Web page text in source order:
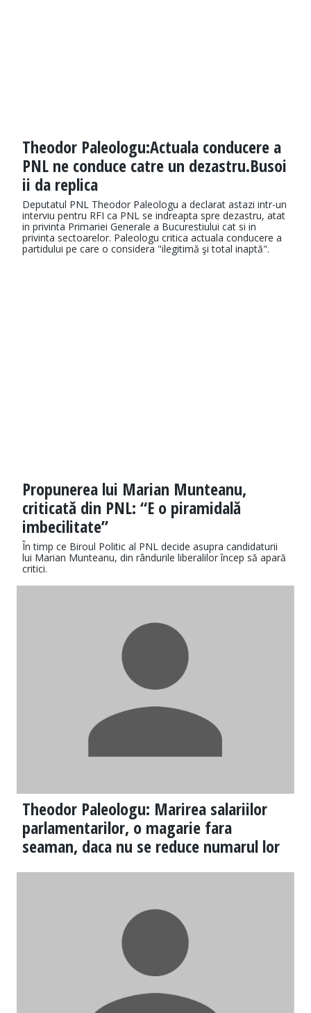
Theodor Paleologu:Actuala conducere a
PNL ne conduce catre un dezastru.Busoi
ii da replica
Deputatul PNL Theodor Paleologu a declarat astazi intr-un
interviu pentru RFI ca PNL se indreapta spre dezastru, atat
in privinta Primariei Generale a Bucurestiului cat si in
privinta sectoarelor. Paleologu critica actuala conducere a
partidului pe care o considera "ilegitimă şi total inaptă".
Propunerea lui Marian Munteanu,
criticată din PNL: “E o piramidală
imbecilitate”
În timp ce Biroul Politic al PNL decide asupra candidaturii
lui Marian Munteanu, din rândurile liberalilor încep să apară
critici.
Theodor Paleologu: Marirea salariilor
parlamentarilor, o magarie fara
seaman, daca nu se reduce numarul lor